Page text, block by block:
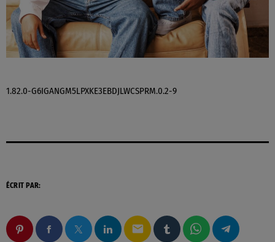
1.82.0-G6IGANGM5LPXKE3EBDJLWCSPRM.0.2-9
ÉCRIT PAR:
email